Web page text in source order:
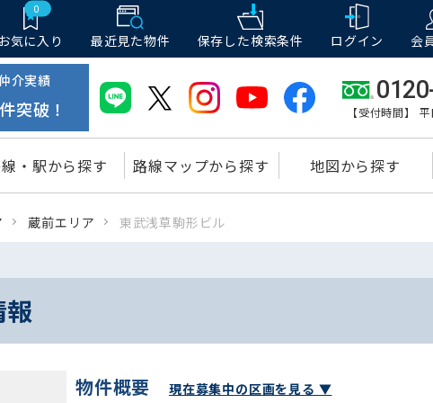
0
気に入り 最近見た物件 保存した検索条件 ログイン 会
介実績
件突破！ 【受付時間】
・駅から探す 路線マップから探す 地図から探す
蔵前エリア 東武浅草駒形ビル
物件概要 現在募集中の区画を見る ▼